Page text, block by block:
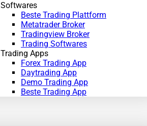
Softwares
Beste Trading Plattform
Metatrader Broker
Tradingview Broker
Trading Softwares
Trading Apps
Forex Trading App
Daytrading App
Demo Trading App
Beste Trading App